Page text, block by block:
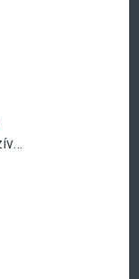
Szublimálható 480 ml-es, fém pohár szívószállal- ezüst